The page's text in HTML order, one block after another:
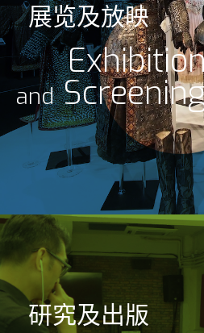
展览及放映
and
研究及出版